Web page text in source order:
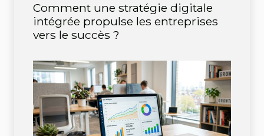
Comment une stratégie digitale
intégrée propulse les entreprises
vers le succès ?